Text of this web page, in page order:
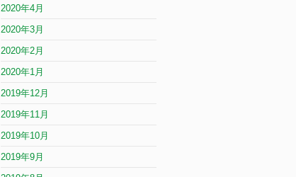
2020年4月
2020年3月
2020年2月
2020年1月
2019年12月
2019年11月
2019年10月
2019年9月